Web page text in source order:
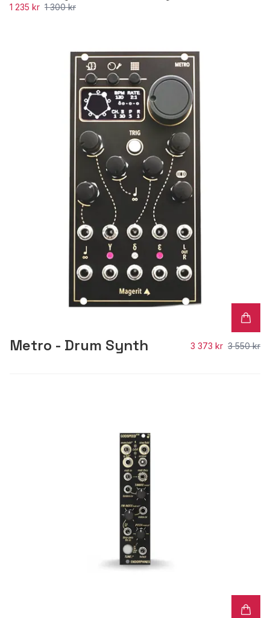
1 235 kr 1 300 kr
Metro - Drum Synth 3 373 kr 3 550 kr